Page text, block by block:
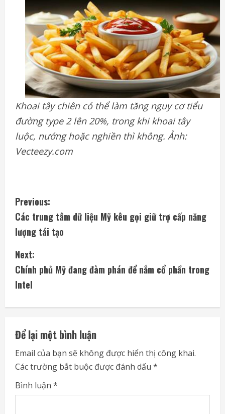
Khoai tây chiên có thể làm tăng nguy cơ tiểu
đường type 2 lên 20%, trong khi khoai tây
luộc, nướng hoặc nghiền thì không. Ảnh:
Vecteezy.com
C
o
n
t
i
n
u
e
R
e
Previous:
Các trung tâm dữ liệu Mỹ kêu gọi giữ trợ cấp năng
lượng tái tạo
Next:
Chính phủ Mỹ đang đàm phán để nắm cổ phần trong
Intel
Để lại một bình luận
Email của bạn sẽ không được hiển thị công khai.
Các trường bắt buộc được đánh dấu *
Bình luận *